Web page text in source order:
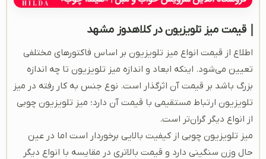
قیمت میز تلویزیون در کلاهدوز مشهد
اطلاع از قیمت انواع میز تلویزیون بر اساس فاکتور‌های مختلفی
تعیین می‌شود. اینکه ابعاد و اندازه میز تلویزیون تا چه اندازه
بزرگ باشد بر قیمت آن اثرگذار است. نوع جنس به کار رفته در میز
تلویزیون ارتباط مستقیمی با قیمت آن دارد؛ میز تلویزیون چوبی
از انواع دیگر گران‌تر است.
میز تلویزیون چوبی از کیفیت بالایی برخوردار است اما در عین
حال وزن سنگینی دارد و قیمت بالاتری در مقایسه با انواع دیگر